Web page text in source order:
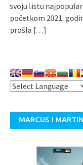
svoju listu
početkom 2021.
prošla […]
MARCUS I